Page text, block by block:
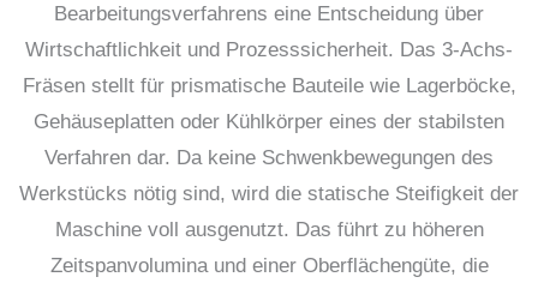
Bearbeitungsverfahrens eine Entscheidung über
Wirtschaftlichkeit und Prozesssicherheit. Das 3-Achs-
Fräsen stellt für prismatische Bauteile wie Lagerböcke,
Gehäuseplatten oder Kühlkörper eines der stabilsten
Verfahren dar. Da keine Schwenkbewegungen des
Werkstücks nötig sind, wird die statische Steifigkeit der
Maschine voll ausgenutzt. Das führt zu höheren
Zeitspanvolumina und einer Oberflächengüte, die